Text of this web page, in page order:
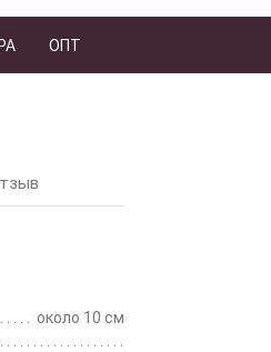
ОПТ
около 10 см